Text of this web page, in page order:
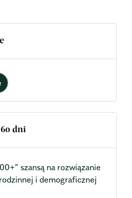
dni
szansą na rozwiązanie
i demograficznej